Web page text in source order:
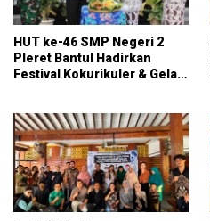
HUT ke-46 SMP Negeri 2
Pleret Bantul Hadirkan
Festival Kokurikuler & Gelar